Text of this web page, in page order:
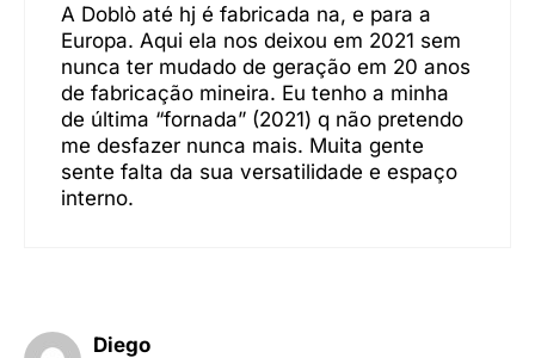
A Doblò até hj é fabricada na, e para a
Europa. Aqui ela nos deixou em 2021 sem
nunca ter mudado de geração em 20 anos
de fabricação mineira. Eu tenho a minha
de última “fornada” (2021) q não pretendo
me desfazer nunca mais. Muita gente
sente falta da sua versatilidade e espaço
interno.
Diego